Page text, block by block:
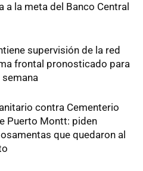
a la meta del Banco Central
supervisión de la red
frontal pronosticado para
contra Cementerio
Puerto Montt: piden
que quedaron al